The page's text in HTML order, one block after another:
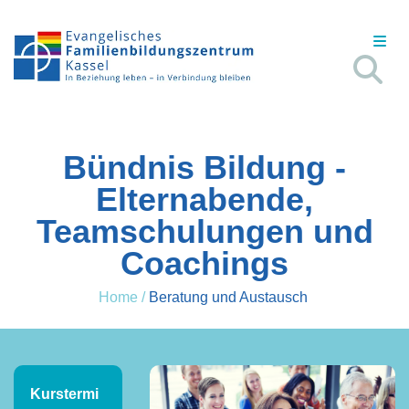
Bündnis Bildung -
Elternabende,
Teamschulungen und
Coachings
Home / Beratung und Austausch
Kurstermi